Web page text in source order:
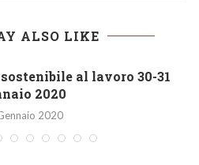
ALSO LIKE
al lavoro 30-31
2020
2020